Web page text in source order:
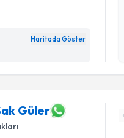
Haritada Göster
Güler